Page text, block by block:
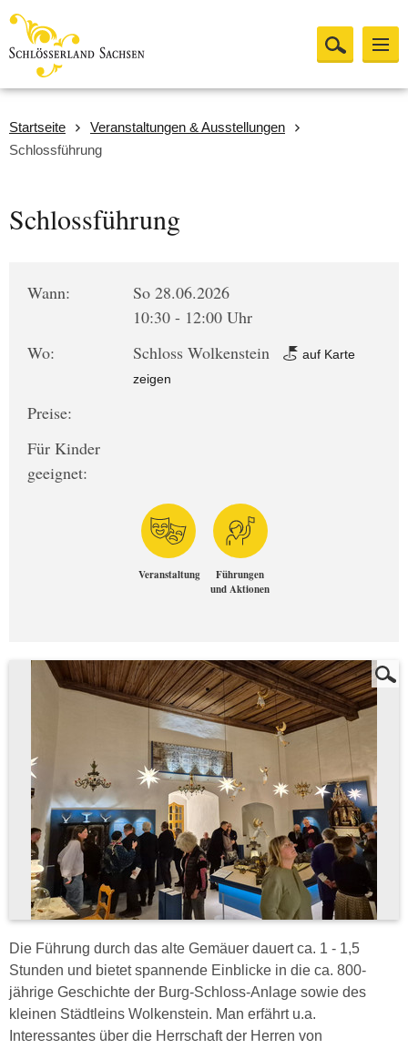
Startseite
Veranstaltungen & Ausstellungen
Schlossführung
Schlossführung
Wann:
So 28.06.2026
10:30 - 12:00 Uhr
Wo:
Schloss Wolkenstein
auf Karte
zeigen
Preise:
Für Kinder
geeignet:
Veranstaltung
Führungen
und Aktionen
Die Führung durch das alte Gemäuer dauert ca. 1 - 1,5
Stunden und bietet spannende Einblicke in die ca. 800-
jährige Geschichte der Burg-Schloss-Anlage sowie des
kleinen Städtleins Wolkenstein. Man erfährt u.a.
Interessantes über die Herrschaft der Herren von